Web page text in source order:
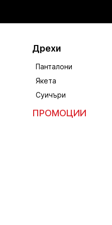
Дрехи
Панталони
Якета
Суичъри
ПРОМОЦИИ